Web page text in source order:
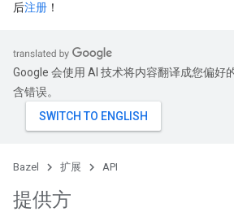
后注册 ！
Google 会使用 AI 技术将内容翻译成您偏好
含错误。
Bazel 扩展 API
提供方